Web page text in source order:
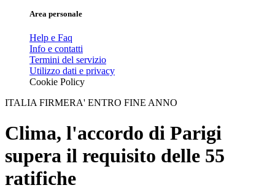
Area personale
Help e Faq
Info e contatti
Termini del servizio
Utilizzo dati e privacy
Cookie Policy
ITALIA FIRMERA' ENTRO FINE ANNO
Clima, l'accordo di Parigi
supera il requisito delle 55
ratifiche